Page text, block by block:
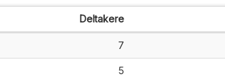
Deltakere
7
5